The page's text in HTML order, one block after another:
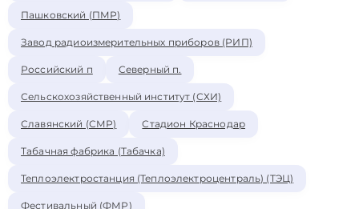
Пашковский (ПМР)
Завод радиоизмерительных приборов (РИП)
Российский п Северный п.
Сельскохозяйственный институт (СХИ)
Славянский (СМР) Стадион Краснодар
Табачная фабрика (Табачка)
Теплоэлектростанция (Теплоэлектроцентраль) (ТЭЦ)
Фестивальный (ФМР)